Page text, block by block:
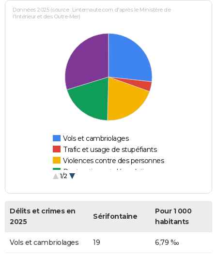
Données 2025 (source : Linternaute.com d'après le Ministère de
l'Intérieur et des Outre-Mer)
Vols et cambriolages
Trafic et usage de stupéfiants
Violences contre des personnes
Destructions et dégradations
1/2
Délits et crimes en
2025
Sérifontaine
Pour 1 000
habitants
Vols et cambriolages 19 6,79 ‰